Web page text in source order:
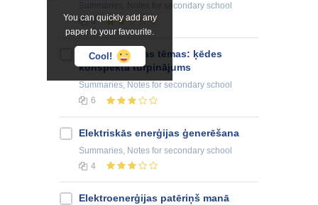
You can quickly add any
paper to your favourite.
Cool!
for secondary school
6
Elektrotehnikas tēmas: ķēdes
konspekta turpinājums
Summaries, Notes for secondary school
6
Elektriskās enerģijas ģenerēšana
Summaries, Notes for secondary school
4
Elektroenerģijas patēriņš manā